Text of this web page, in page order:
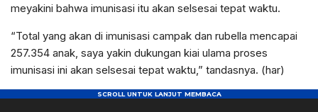
meyakini bahwa imunisasi itu akan selsesai tepat waktu.
“Total yang akan di imunisasi campak dan rubella mencapai
257.354 anak, saya yakin dukungan kiai ulama proses
imunisasi ini akan selsesai tepat waktu,” tandasnya. (har)